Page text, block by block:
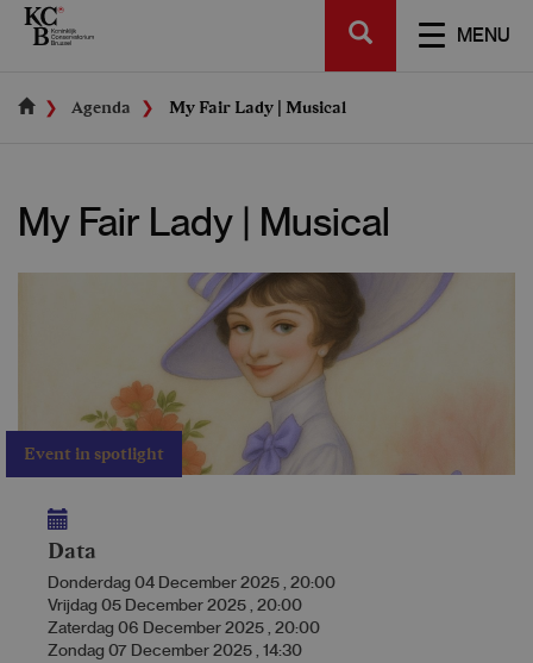
Skip
MENU
SEARCH
Agenda My Fair Lady | Musical
My Fair Lady | Musical
Event in spotlight
Data
Donderdag 04 December 2025 , 20:00
Vrijdag 05 December 2025 , 20:00
Zaterdag 06 December 2025 , 20:00
Zondag 07 December 2025 , 14:30